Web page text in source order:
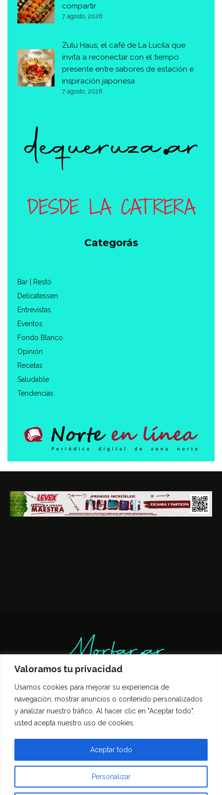
Valoramos tu privacidad
Usamos cookies para mejorar su experiencia de
navegación, mostrar anuncios o contenido personalizados
y analizar nuestro tráfico. Al hacer clic en "Aceptar todo",
usted acepta nuestro uso de cookies.
Personalizar
Aceptar todo
compartir
7 agosto, 2026
Zulu Haus, el café de La Lucila que
invita a reconectar con el tiempo
presente entre sabores de estación e
inspiración japonesa
7 agosto, 2026
Categorás
Bar | Restó
Delicatessen
Entrevistas
Eventos
Fondo Blanco
Opinión
Recetas
Saludable
Tendencias
Inicio Entrevistas
Guía Gastronómica
Contacto